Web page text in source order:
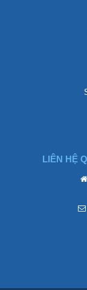
LIÊN HỆ